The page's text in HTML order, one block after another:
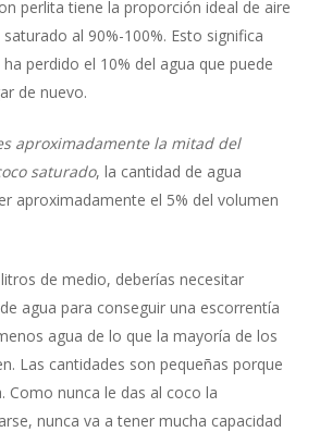
perlita tiene la proporción ideal de aire
al 90%-100%. Esto significa
perdido el 10% del agua que puede
de nuevo.
aproximadamente la mitad del
saturado, la cantidad de agua
aproximadamente el 5% del volumen
de medio, deberías necesitar
agua para conseguir una escorrentía
agua de lo que la mayoría de los
Las cantidades son pequeñas porque
Como nunca le das al coco la
nunca va a tener mucha capacidad